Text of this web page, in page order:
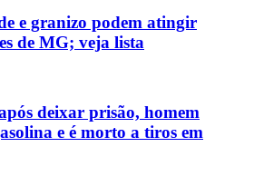
e granizo podem atingir
de MG; veja lista
deixar prisão, homem
e é morto a tiros em